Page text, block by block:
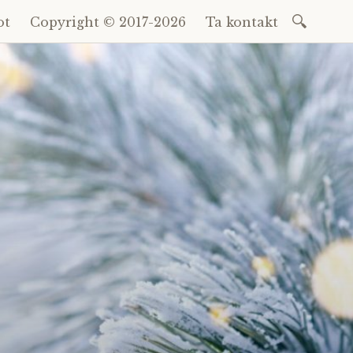
Copyright © 2017-2026 Ta kontakt